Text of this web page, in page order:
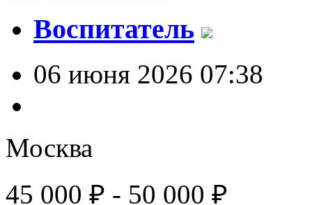
Воспитатель
06 июня 2026 07:38
Москва
45 000 ₽ - 50 000 ₽